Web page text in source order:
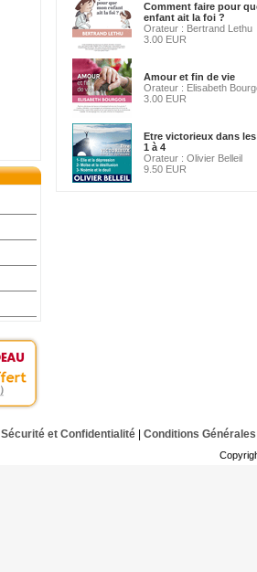
Comment faire pour
enfant ait la foi ?
Orateur : Bertrand Lethu
3.00 EUR
Amour et fin de vie
Orateur : Elisabeth
3.00 EUR
Etre victorieux dans
1 à 4
Orateur : Olivier Belleil
9.50 EUR
Sécurité et Confidentialité| Conditions Générales